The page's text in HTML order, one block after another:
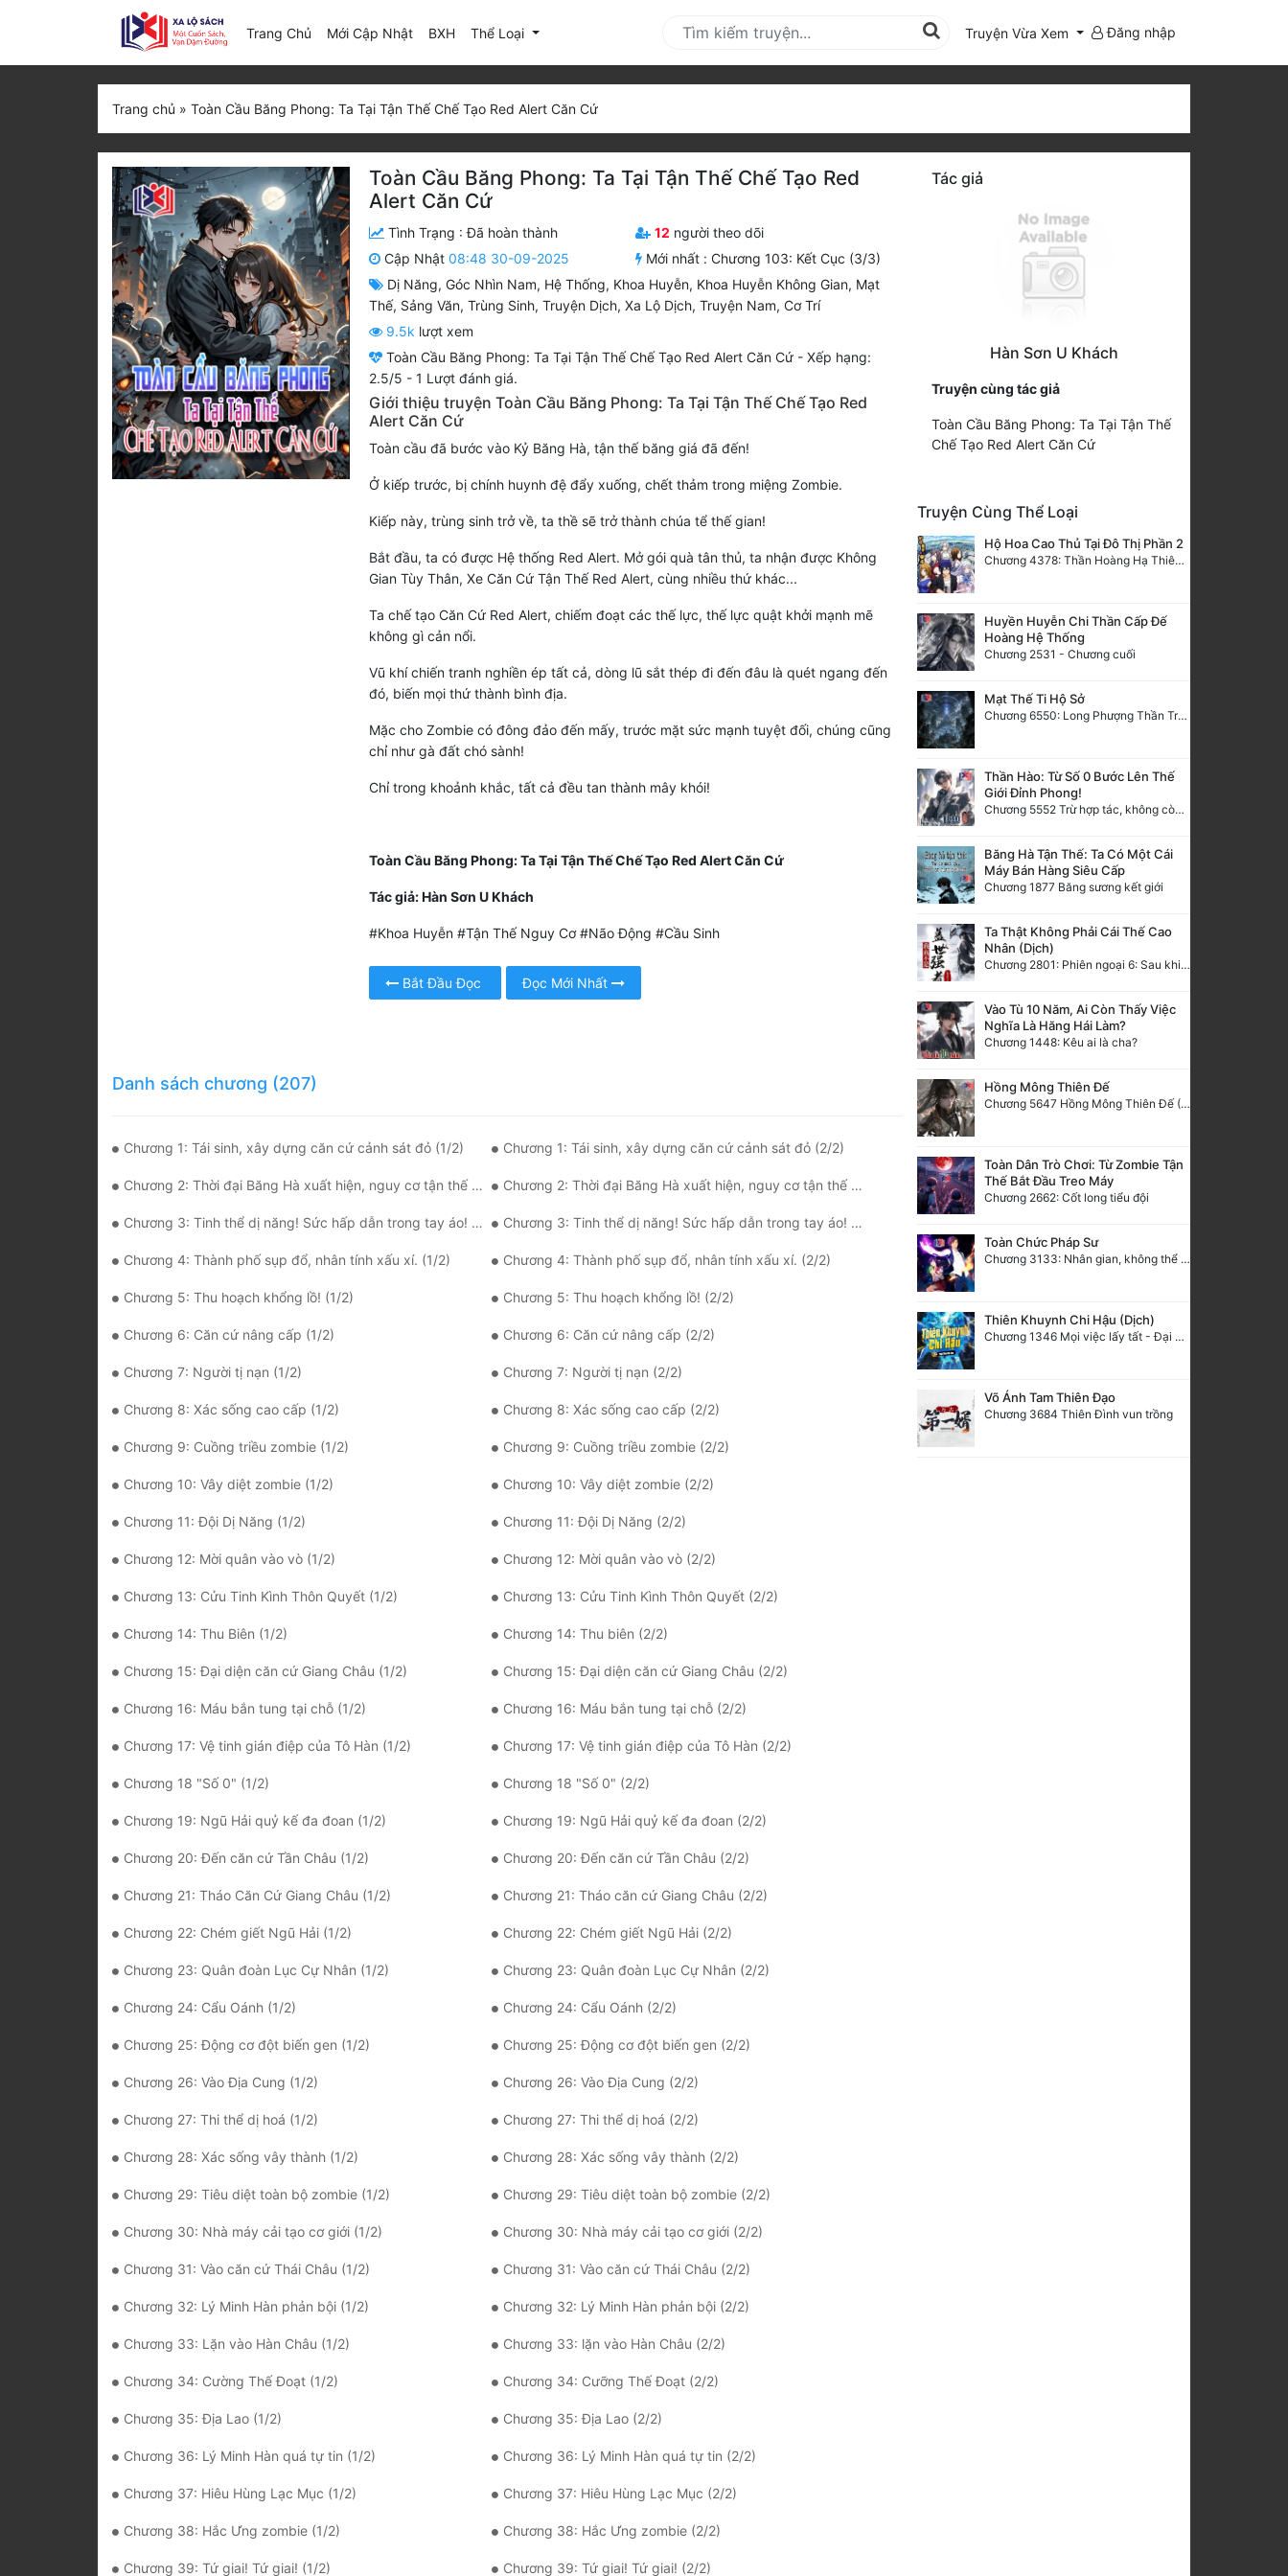
Trang Chủ Mới Cập Nhật(current)
BXH Thể Loại Truyện Vừa Xem Đăng nhập
Trang chủ » Toàn Cầu Băng Phong: Ta Tại Tận Thế Chế Tạo Red Alert Căn Cứ
Toàn Cầu Băng Phong: Ta Tại Tận Thế Chế Tạo Red
Alert Căn Cứ
Tình Trạng :Đã hoàn thành 12 người theo dõi
Cập Nhật 08:48 30-09-2025 Mới nhất :Chương 103: Kết Cục (3/3)
Dị Năng, Góc Nhìn Nam, Hệ Thống, Khoa Huyễn, Khoa Huyễn Không Gian, Mạt
Thế, Sảng Văn, Trùng Sinh, Truyện Dịch, Xa Lộ Dịch, Truyện Nam, Cơ Trí
9.5k lượt xem
Toàn Cầu Băng Phong: Ta Tại Tận Thế Chế Tạo Red Alert Căn Cứ - Xếp hạng:
2.5/5 - 1 Lượt đánh giá.
Giới thiệu truyện Toàn Cầu Băng Phong: Ta Tại Tận Thế Chế Tạo Red
Alert Căn Cứ
Toàn cầu đã bước vào Kỷ Băng Hà, tận thế băng giá đã đến!
Ở kiếp trước, bị chính huynh đệ đẩy xuống, chết thảm trong miệng Zombie.
Kiếp này, trùng sinh trở về, ta thề sẽ trở thành chúa tể thế gian!
Bắt đầu, ta có được Hệ thống Red Alert. Mở gói quà tân thủ, ta nhận được Không
Gian Tùy Thân, Xe Căn Cứ Tận Thế Red Alert, cùng nhiều thứ khác...
Ta chế tạo Căn Cứ Red Alert, chiếm đoạt các thế lực, thế lực quật khởi mạnh mẽ
không gì cản nổi.
Vũ khí chiến tranh nghiền ép tất cả, dòng lũ sắt thép đi đến đâu là quét ngang đến
đó, biến mọi thứ thành bình địa.
Mặc cho Zombie có đông đảo đến mấy, trước mặt sức mạnh tuyệt đối, chúng cũng
chỉ như gà đất chó sành!
Chỉ trong khoảnh khắc, tất cả đều tan thành mây khói!
Toàn Cầu Băng Phong: Ta Tại Tận Thế Chế Tạo Red Alert Căn Cứ
Tác giả: Hàn Sơn U Khách
#Khoa Huyễn #Tận Thế Nguy Cơ #Não Động #Cầu Sinh
Bắt Đầu Đọc Đọc Mới Nhất
Danh sách chương (207)
Chương 1: Tái sinh, xây dựng căn cứ cảnh sát đỏ (1/2) Chương 1: Tái sinh, xây dựng căn cứ cảnh sát đỏ (2/2)
Chương 2: Thời đại Băng Hà xuất hiện, nguy cơ tận thế giáng lâm! (1/2) Chương 2: Thời đại Băng Hà xuất hiện, nguy cơ tận thế giáng lâm! (2/2)
Chương 3: Tinh thể dị năng! Sức hấp dẫn trong tay áo! (1/2) Chương 3: Tinh thể dị năng! Sức hấp dẫn trong tay áo! (2/2)
Chương 4: Thành phố sụp đổ, nhân tính xấu xí. (1/2) Chương 4: Thành phố sụp đổ, nhân tính xấu xí. (2/2)
Chương 5: Thu hoạch khổng lồ! (1/2) Chương 5: Thu hoạch khổng lồ! (2/2)
Chương 6: Căn cứ nâng cấp (1/2) Chương 6: Căn cứ nâng cấp (2/2)
Chương 7: Người tị nạn (1/2) Chương 7: Người tị nạn (2/2)
Chương 8: Xác sống cao cấp (1/2) Chương 8: Xác sống cao cấp (2/2)
Chương 9: Cuồng triều zombie (1/2) Chương 9: Cuồng triều zombie (2/2)
Chương 10: Vây diệt zombie (1/2) Chương 10: Vây diệt zombie (2/2)
Chương 11: Đội Dị Năng (1/2) Chương 11: Đội Dị Năng (2/2)
Chương 12: Mời quân vào vò (1/2) Chương 12: Mời quân vào vò (2/2)
Chương 13: Cửu Tinh Kình Thôn Quyết (1/2) Chương 13: Cửu Tinh Kình Thôn Quyết (2/2)
Chương 14: Thu Biên (1/2) Chương 14: Thu biên (2/2)
Chương 15: Đại diện căn cứ Giang Châu (1/2) Chương 15: Đại diện căn cứ Giang Châu (2/2)
Chương 16: Máu bắn tung tại chỗ (1/2) Chương 16: Máu bắn tung tại chỗ (2/2)
Chương 17: Vệ tinh gián điệp của Tô Hàn (1/2) Chương 17: Vệ tinh gián điệp của Tô Hàn (2/2)
Chương 18 "Số 0" (1/2) Chương 18 "Số 0" (2/2)
Chương 19: Ngũ Hải quỷ kế đa đoan (1/2) Chương 19: Ngũ Hải quỷ kế đa đoan (2/2)
Chương 20: Đến căn cứ Tần Châu (1/2) Chương 20: Đến căn cứ Tần Châu (2/2)
Chương 21: Tháo Căn Cứ Giang Châu (1/2) Chương 21: Tháo căn cứ Giang Châu (2/2)
Chương 22: Chém giết Ngũ Hải (1/2) Chương 22: Chém giết Ngũ Hải (2/2)
Chương 23: Quân đoàn Lục Cự Nhân (1/2) Chương 23: Quân đoàn Lục Cự Nhân (2/2)
Chương 24: Cẩu Oánh (1/2) Chương 24: Cẩu Oánh (2/2)
Chương 25: Động cơ đột biến gen (1/2) Chương 25: Động cơ đột biến gen (2/2)
Chương 26: Vào Địa Cung (1/2) Chương 26: Vào Địa Cung (2/2)
Chương 27: Thi thể dị hoá (1/2) Chương 27: Thi thể dị hoá (2/2)
Chương 28: Xác sống vây thành (1/2) Chương 28: Xác sống vây thành (2/2)
Chương 29: Tiêu diệt toàn bộ zombie (1/2) Chương 29: Tiêu diệt toàn bộ zombie (2/2)
Chương 30: Nhà máy cải tạo cơ giới (1/2) Chương 30: Nhà máy cải tạo cơ giới (2/2)
Chương 31: Vào căn cứ Thái Châu (1/2) Chương 31: Vào căn cứ Thái Châu (2/2)
Chương 32: Lý Minh Hàn phản bội (1/2) Chương 32: Lý Minh Hàn phản bội (2/2)
Chương 33: Lặn vào Hàn Châu (1/2) Chương 33: lặn vào Hàn Châu (2/2)
Chương 34: Cường Thế Đoạt (1/2) Chương 34: Cưỡng Thế Đoạt (2/2)
Chương 35: Địa Lao (1/2) Chương 35: Địa Lao (2/2)
Chương 36: Lý Minh Hàn quá tự tin (1/2) Chương 36: Lý Minh Hàn quá tự tin (2/2)
Chương 37: Hiêu Hùng Lạc Mục (1/2) Chương 37: Hiêu Hùng Lạc Mục (2/2)
Chương 38: Hắc Ưng zombie (1/2) Chương 38: Hắc Ưng zombie (2/2)
Chương 39: Tứ giai! Tứ giai! (1/2) Chương 39: Tứ giai! Tứ giai! (2/2)
Tác giả
Hàn Sơn U Khách
Truyện cùng tác giả
Toàn Cầu Băng Phong: Ta Tại Tận Thế
Chế Tạo Red Alert Căn Cứ
Truyện Cùng Thể Loại
Hộ Hoa Cao Thủ Tại Đô Thị Phần 2
Chương 4378: Thần Hoàng Hạ Thiên (Đại kết cục) (03)
Huyền Huyễn Chi Thần Cấp Đế
Hoàng Hệ Thống
Chương 2531 - Chương cuối
Mạt Thế Ti Hộ Sở
Chương 6550: Long Phượng Thần Trận
Thần Hào: Từ Số 0 Bước Lên Thế
Giới Đỉnh Phong!
Chương 5552 Trừ hợp tác, không còn cách nào khác!
Băng Hà Tận Thế: Ta Có Một Cái
Máy Bán Hàng Siêu Cấp
Chương 1877 Băng sương kết giới
Ta Thật Không Phải Cái Thế Cao
Nhân (Dịch)
Chương 2801: Phiên ngoại 6: Sau khi trở về, hạ du năm tháng. 3
Vào Tù 10 Năm, Ai Còn Thấy Việc
Nghĩa Là Hăng Hái Làm?
Chương 1448: Kêu ai là cha?
Hồng Mông Thiên Đế
Chương 5647 Hồng Mông Thiên Đế (HẾT)
Toàn Dân Trò Chơi: Từ Zombie Tận
Thế Bắt Đầu Treo Máy
Chương 2662: Cốt long tiểu đội
Toàn Chức Pháp Sư
Chương 3133: Nhân gian, không thể trêu vào
Thiên Khuynh Chi Hậu (Dịch)
Chương 1346 Mọi việc lấy tất - Đại Kết Cục (2)
Võ Ánh Tam Thiên Đạo
Chương 3684 Thiên Đình vun trồng